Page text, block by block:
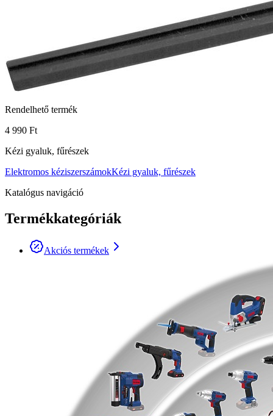
Rendelhető termék
4 990 Ft
Kézi gyaluk, fűrészek
Elektromos kéziszerszámokKézi gyaluk, fűrészek
Katalógus navigáció
Termékkategóriák
Akciós termékek